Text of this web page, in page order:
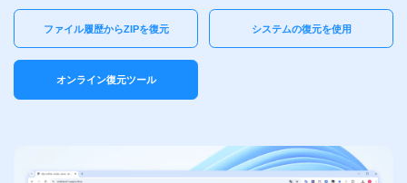
ファイル履歴からZIPを復元 システムの復元を使用
オンライン復元ツール